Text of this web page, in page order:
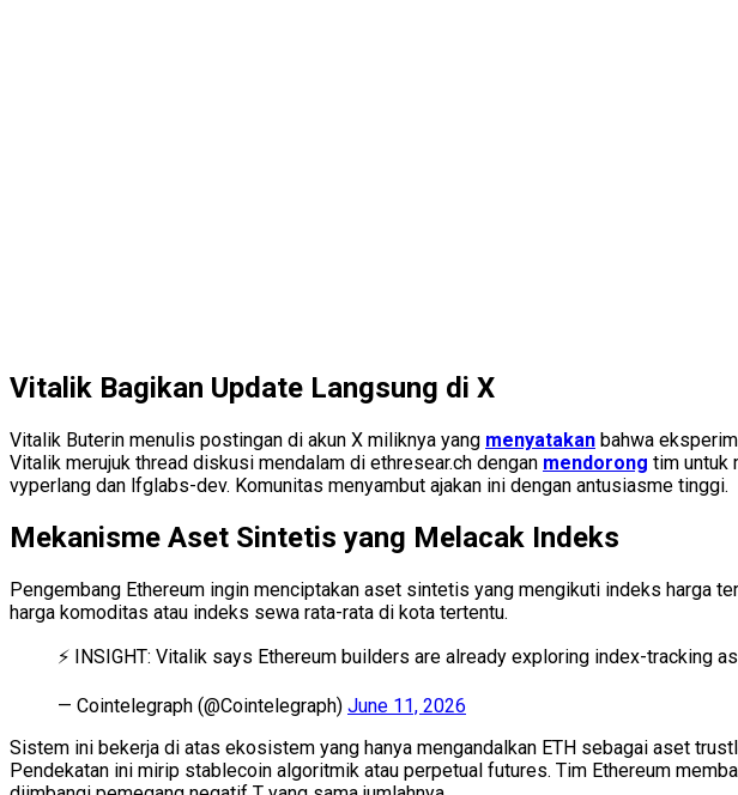
Vitalik Bagikan Update Langsung di X
Vitalik Buterin menulis postingan di akun X miliknya yang menyatakan bahwa
Vitalik merujuk thread diskusi mendalam di ethresear.ch dengan mendorong tim untuk
vyperlang dan lfglabs-dev. Komunitas menyambut ajakan ini dengan antusiasme tinggi.
Mekanisme Aset Sintetis yang Melacak Indeks
Pengembang Ethereum ingin menciptakan aset sintetis yang mengikuti indeks harga
harga komoditas atau indeks sewa rata-rata di kota tertentu.
⚡️ INSIGHT: Vitalik says Ethereum builders are already exploring index-tracking
— Cointelegraph (@Cointelegraph) June 11, 2026
Sistem ini bekerja di atas ekosistem yang hanya mengandalkan ETH sebagai aset
Pendekatan ini mirip stablecoin algoritmik atau perpetual futures. Tim Ethereum